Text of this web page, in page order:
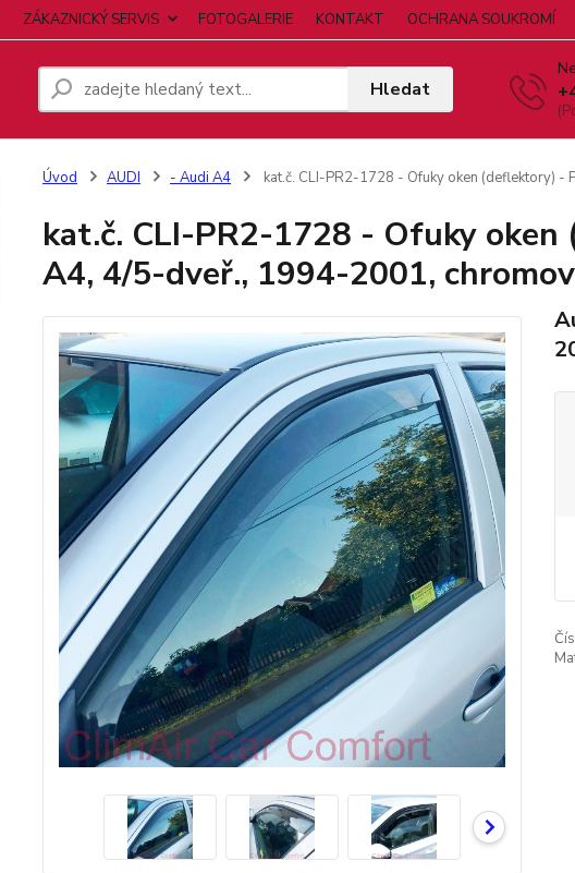
ZÁKAZNICKÝ SERVIS FOTOGALERIE KONTAKT OCHRANA SOUKROMÍ
Hledat
Úvod AUDI - Audi A4 kat.č. CLI-PR2-1728 - Ofuky oken (deflektory)
kat.č. CLI-PR2-1728 - Ofuky
A4, 4/5-dveř., 1994-2001,